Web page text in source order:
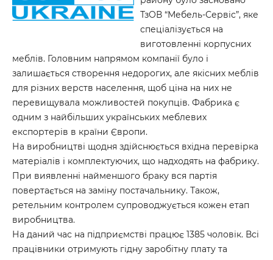
ТзОВ “Мебель-Сервіс”, яке
спеціалізується на
виготовленні корпусних
меблів. Головним напрямом компанії було і
залишається створення недорогих, але якісних меблів
для різних верств населення, щоб ціна на них не
перевищувала можливостей покупців. Фабрика є
одним з найбільших українських меблевих
експортерів в країни Європи.
На виробництві щодня здійснюється вхідна перевірка
матеріалів і комплектуючих, що надходять на фабрику.
При виявленні найменшого браку вся партія
повертається на заміну постачальнику. Також,
ретельним контролем супроводжується кожен етап
виробництва.
На даний час на підприємстві працює 1385 чоловік. Всі
працівники отримують гідну заробітну плату та